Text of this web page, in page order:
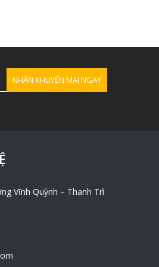
Vĩnh Quỳnh – Thanh Trì